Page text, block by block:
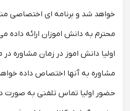
خواهد شد و برنامه ای اختصاصی
محترم به دانش اموزان ارائه
اولیا دانش اموز در زمان مشاوره
مشاوره به آنها اختصاص داده
حضور اولیا تماس تلفنی به صورت